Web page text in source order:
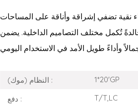
نقية تضفي إشراقة وأناقة على المساحات
تُكمل مختلف التصاميم الداخلية. يضمن
النظام (موك) : 1*20'GP
دفع : T/T,LC